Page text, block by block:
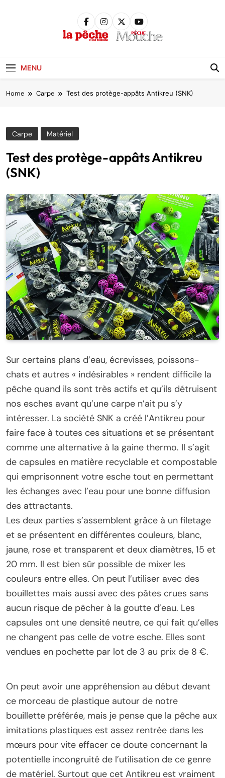
MENU
Home Carpe Test des protège-appâts Antikreu (SNK)
Carpe Matériel
Test des protège-appâts Antikreu
(SNK)
Sur certains plans d’eau, écrevisses, poissons-
chats et autres « indésirables » rendent difficile la
pêche quand ils sont très actifs et qu’ils détruisent
nos esches avant qu’une carpe n’ait pu s’y
intéresser. La société SNK a créé l’Antikreu pour
faire face à toutes ces situations et se présentant
comme une alternative à la gaine thermo. Il s’agit
de capsules en matière recyclable et compostable
qui emprisonnent votre esche tout en permettant
les échanges avec l’eau pour une bonne diffusion
des attractants.
Les deux parties s’assemblent grâce à un filetage
et se présentent en différentes couleurs, blanc,
jaune, rose et transparent et deux diamètres, 15 et
20 mm. Il est bien sûr possible de mixer les
couleurs entre elles. On peut l’utiliser avec des
bouillettes mais aussi avec des pâtes crues sans
aucun risque de pêcher à la goutte d’eau. Les
capsules ont une densité neutre, ce qui fait qu’elles
ne changent pas celle de votre esche. Elles sont
vendues en pochette par lot de 3 au prix de 8 €.
On peut avoir une appréhension au début devant
ce morceau de plastique autour de notre
bouillette préférée, mais je pense que la pêche aux
imitations plastiques est assez rentrée dans les
mœurs pour vite effacer ce doute concernant la
potentielle incongruité de l’utilisation de ce genre
de matériel. Surtout que cet Antikreu est vraiment